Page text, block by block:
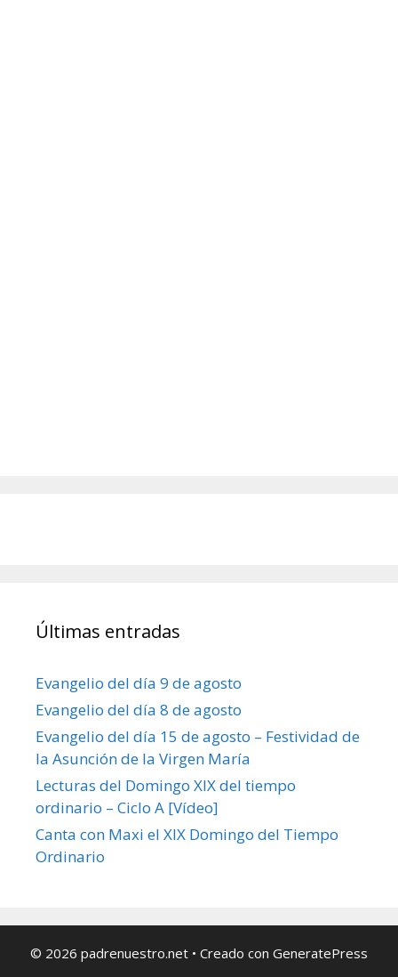
Últimas entradas
Evangelio del día 9 de agosto
Evangelio del día 8 de agosto
Evangelio del día 15 de agosto – Festividad de
la Asunción de la Virgen María
Lecturas del Domingo XIX del tiempo
ordinario – Ciclo A [Vídeo]
Canta con Maxi el XIX Domingo del Tiempo
Ordinario
© 2026 padrenuestro.net • Creado con GeneratePress